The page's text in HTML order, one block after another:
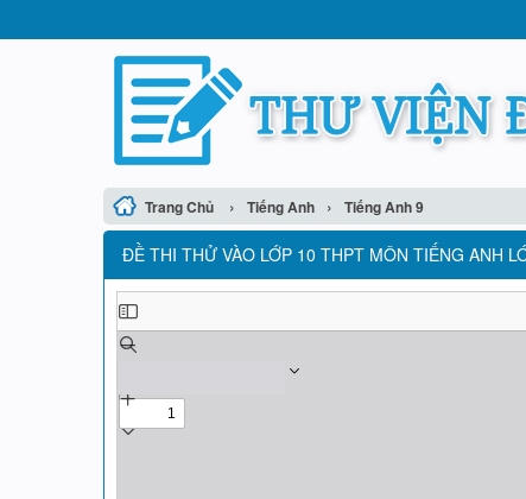
Trang Chủ › Tiếng Anh › Tiếng Anh 9
ĐỀ THI THỬ VÀO LỚP 10 THPT MÔN TIẾNG ANH